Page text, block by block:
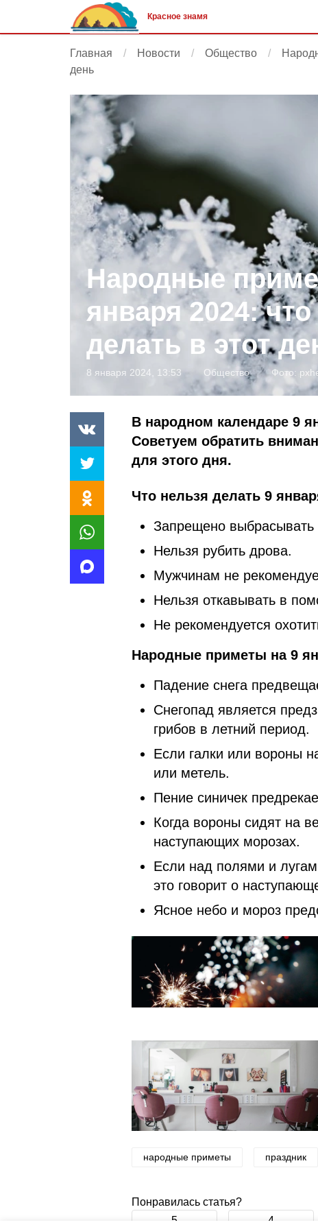
Красное знамя
Главная Новости Общество
день
Народные
января 2024:
делать в этот
8 января 2024, 13:53 Общество Фото:
В народном календаре 9
Советуем обратить
для этого дня.
Что нельзя делать 9
Запрещено
Нельзя рубить дрова.
Мужчинам не
Нельзя откавывать в
Не рекомендуется
Народные приметы на 9
Падение снега
Снегопад является
грибов в летний период.
Если галки или вороны
или метель.
Пение синичек
Когда вороны сидят на
наступающих морозах.
Если над полями и
это говорит о
Ясное небо и мороз
народные приметы праздник
Понравилась статья?
5 4